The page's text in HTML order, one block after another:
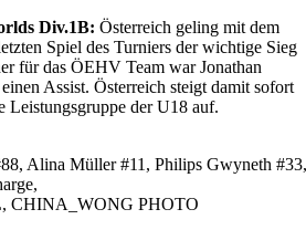
Div.1B: Österreich geling mit dem
Spiel des Turniers der wichtige Sieg
für das ÖEHV Team war Jonathan
Assist. Österreich steigt damit sofort
Leistungsgruppe der U18 auf.
Alina Müller #11, Philips Gwyneth
CHINA_WONG PHOTO